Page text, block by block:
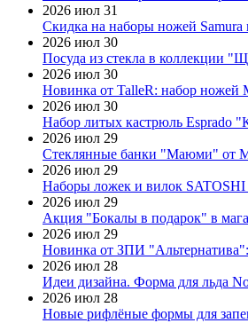
2026 июл 31
Скидка на наборы ножей Samura
2026 июл 30
Посуда из стекла в коллекции
2026 июл 30
Новинка от TalleR: набор ножей
2026 июл 30
Набор литых кастрюль Esprado
2026 июл 29
Стеклянные банки "Маюми" от
2026 июл 29
Наборы ложек и вилок
2026 июл 29
Акция "Бокалы в подарок" в
2026 июл 29
Новинка от ЗПИ
2026 июл 28
Идеи дизайна. Форма для льда
2026 июл 28
Новые рифлёные формы для